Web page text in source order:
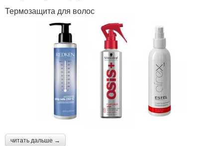
Термозащита для волос
читать дальше →